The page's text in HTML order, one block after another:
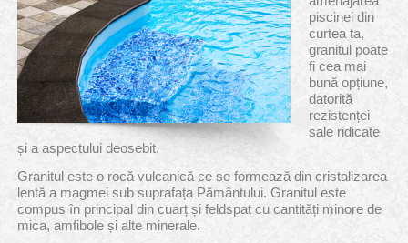
piscinei din
curtea ta,
granitul poate
fi cea mai
bună opțiune,
datorită
rezistenței
sale ridicate
și a aspectului deosebit.
Granitul este o rocă vulcanică ce se formează din cristalizarea
lentă a magmei sub suprafața Pământului. Granitul este
compus în principal din cuarț și feldspat cu cantități minore de
mica, amfibole și alte minerale.